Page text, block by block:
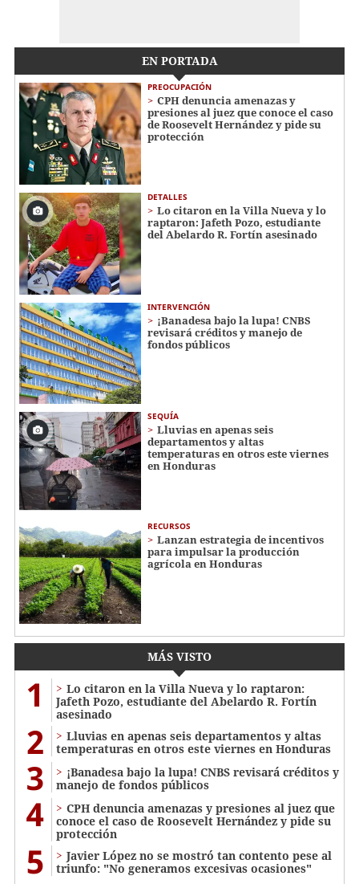
EN PORTADA
PREOCUPACIÓN
CPH denuncia amenazas y
presiones al juez que conoce el caso
de Roosevelt Hernández y pide su
protección
DETALLES
Lo citaron en la Villa Nueva y lo
raptaron: Jafeth Pozo, estudiante
del Abelardo R. Fortín asesinado
INTERVENCIÓN
¡Banadesa bajo la lupa! CNBS
revisará créditos y manejo de
fondos públicos
SEQUÍA
Lluvias en apenas seis
departamentos y altas
temperaturas en otros este viernes
en Honduras
RECURSOS
Lanzan estrategia de incentivos
para impulsar la producción
agrícola en Honduras
MÁS VISTO
1
Lo citaron en la Villa Nueva y lo raptaron:
Jafeth Pozo, estudiante del Abelardo R. Fortín
asesinado
2
Lluvias en apenas seis departamentos y altas
temperaturas en otros este viernes en Honduras
3
¡Banadesa bajo la lupa! CNBS revisará créditos y
manejo de fondos públicos
4
CPH denuncia amenazas y presiones al juez que
conoce el caso de Roosevelt Hernández y pide su
protección
5
Javier López no se mostró tan contento pese al
triunfo: "No generamos excesivas ocasiones"